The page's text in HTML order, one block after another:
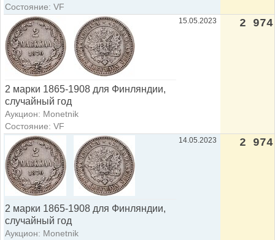
Состояние: VF
2 марки 1865-1908 для Финляндии,
случайный год
Аукцион: Monetnik
Состояние: VF
15.05.2023 2 974
2 марки 1865-1908 для Финляндии,
случайный год
Аукцион: Monetnik
14.05.2023 2 974